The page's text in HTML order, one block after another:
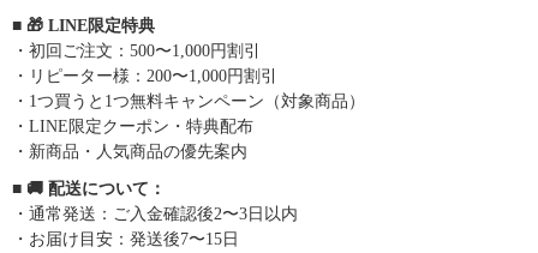
■ 🎁 LINE限定特典
・初回ご注文：500〜1,000円割引
・リピーター様：200〜1,000円割引
・1つ買うと1つ無料キャンペーン（対象商品）
・LINE限定クーポン・特典配布
・新商品・人気商品の優先案内
■ 🚚 配送について：
・通常発送：ご入金確認後2〜3日以内
・お届け目安：発送後7〜15日